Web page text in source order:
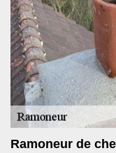
Ramoneur de